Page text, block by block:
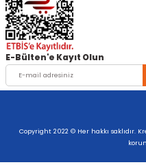
E-Bülten'e Kayıt Olun
Copyright 2022 © Her hakkı saklıdır.